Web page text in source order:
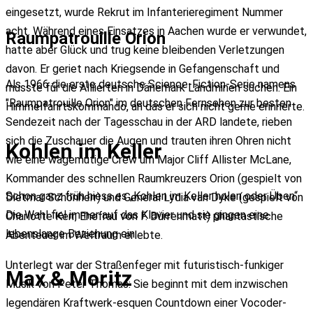
Raumpatrouille Orion
Als 1966 die erste deutsche Science-Fiction-Serie namens
"Raumpatrouille Orion" im deutschen Fernsehen zur besten
Sendezeit nach der Tagesschau in der ARD landete, rieben
sich die Zuschauer die Augen und trauten ihren Ohren nicht
wie eine wagemutige Crew um Major Cliff Allister McLane,
Kommander des schnellen Raumkreuzers Orion (gespielt von
Dietmar Schönherr) und General Lydia van Dyke (gespielt von
Charlotte Kerr, Ehefrau von F. Dürrenmatt) phantastische
Abenteuer im Weltraum erlebte.
Unterlegt war der Straßenfeger mit futuristisch-funkiger
Musik von Peter Thomas: Sie beginnt mit dem inzwischen
legendären Kraftwerk-esquen Countdown einer Vocoder-
eingesetzt, wurde Rekrut im Infanterieregiment Nummer
acht. Während eines Einsatzes in Aachen wurde er verwundet,
hatte aber Glück und trug keine bleibenden Verletzungen
davon. Er geriet nach Kriegsende in Gefangenschaft und
musste für die Alliierten in Dänemark Landminen suchen. Ein
Himmelfahrtskommando, an das er sich nicht gerne erinnerte.
Kohlen im Keller
Schon ganz früh hiess es „Kohlen im Keller holen oder Üben“.
Die Wahl fiel immer auf das Klavier und sie gingen eine
lebenslange Beziehung ein.
Max & Moritz